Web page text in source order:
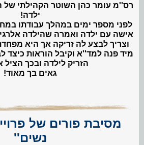
רס''מ עומר כהן השוטר הקהילתי של
ילדה!
לפני מספר ימים במהלך עבודתו
אישה עם ילדה ואמרה שהילדה
וצריך לבצע לה זריקה אך היא
מיד פנה למד''א וקיבל הוראות כיצד
הזריק לילדה ובכך הציל
גאים בך מאוד!
מסיבת פורים של
נשים''